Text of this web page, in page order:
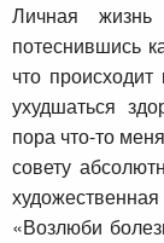
Личная
потеснившись
что
ухудшаться
пора что-то
совету
«Возлюби